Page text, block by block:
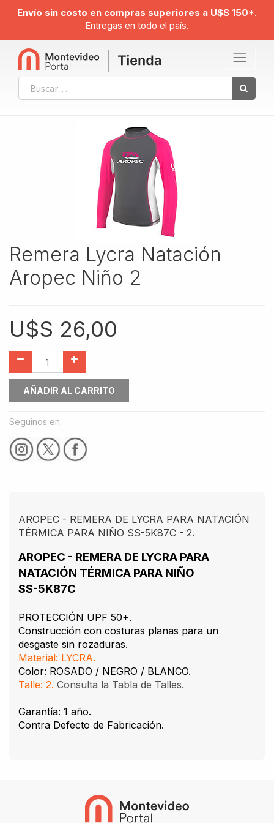
Envío sin costo en compras superiores a U$S 150*.
Entregas en todo el país.
Remera Lycra Natación
Aropec Niño 2
U$S 26,00
AÑADIR AL CARRITO
Seguinos en:
AROPEC - REMERA DE LYCRA PARA NATACIÓN
TÉRMICA PARA NIÑO SS-5K87C - 2.
AROPEC - REMERA DE LYCRA PARA
NATACIÓN TÉRMICA PARA NIÑO
SS-5K87C
PROTECCIÓN UPF 50+.
Construcción con costuras planas para un
desgaste sin rozaduras.
Material: LYCRA.
Color: ROSADO / NEGRO / BLANCO.
Talle: 2. Consulta la Tabla de Talles.
Garantía: 1 año.
Contra Defecto de Fabricación.